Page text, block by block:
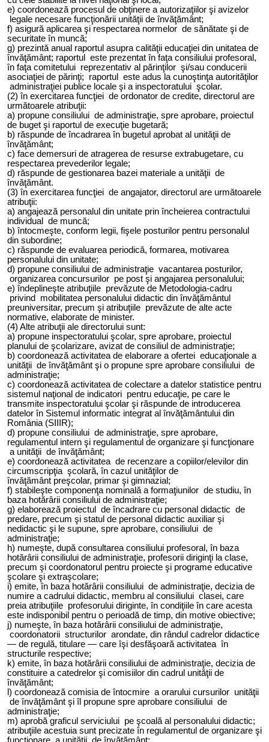
e) coordonează procesul de obţinere a autorizaţiilor şi avizelor
legale necesare funcţionării unităţii de învăţământ;
f) asigură aplicarea şi respectarea normelor de sănătate şi de
securitate în muncă;
g) prezintă anual raportul asupra calităţii educaţiei din unitatea de
învăţământ; raportul este prezentat în faţa consiliului profesoral,
în faţa comitetului reprezentativ al părinţilor şi/sau conducerii
asociaţiei de părinţi; raportul este adus la cunoştinţa autorităţilor
administraţiei publice locale şi a inspectoratului şcolar.
(2) în exercitarea funcţiei de ordonator de credite, directorul are
următoarele atribuţii:
a) propune consiliului de administraţie, spre aprobare, proiectul
de buget şi raportul de execuţie bugetară;
b) răspunde de încadrarea în bugetul aprobat al unităţii de
învăţământ;
c) face demersuri de atragerea de resurse extrabugetare, cu
respectarea prevederilor legale;
d) răspunde de gestionarea bazei materiale a unităţii de
învăţământ.
(3) în exercitarea funcţiei de angajator, directorul are următoarele
atribuţii:
a) angajează personalul din unitate prin încheierea contractului
individual de muncă;
b) întocmeşte, conform legii, fişele posturilor pentru personalul
din subordine;
c) răspunde de evaluarea periodică, formarea, motivarea
personalului din unitate;
d) propune consiliului de administraţie vacantarea posturilor,
organizarea concursurilor pe post şi angajarea personalului;
e) îndeplineşte atribuţiile prevăzute de Metodologia-cadru
privind mobilitatea personalului didactic din învăţământul
preuniversitar, precum şi atribuţiile prevăzute de alte acte
normative, elaborate de minister.
(4) Alte atribuţii ale directorului sunt:
a) propune inspectoratului şcolar, spre aprobare, proiectul
planului de şcolarizare, avizat de consiliul de administraţie;
b) coordonează activitatea de elaborare a ofertei educaţionale a
unităţii de învăţământ şi o propune spre aprobare consiliului de
administraţie;
c) coordonează activitatea de colectare a datelor statistice pentru
sistemul naţional de indicatori pentru educaţie, pe care le
transmite inspectoratului şcolar şi răspunde de introducerea
datelor în Sistemul informatic integrat al învăţământului din
România (SIIIR);
d) propune consiliului de administraţie, spre aprobare,
regulamentul intern şi regulamentul de organizare şi funcţionare
a unităţii de învăţământ;
e) coordonează activitatea de recenzare a copiilor/elevilor din
circumscripţia şcolară, în cazul unităţilor de
învăţământ preşcolar, primar şi gimnazial;
f) stabileşte componenţa nominală a formaţiunilor de studiu, în
baza hotărârii consiliului de administraţie;
g) elaborează proiectul de încadrare cu personal didactic de
predare, precum şi statul de personal didactic auxiliar şi
nedidactic şi le supune, spre aprobare, consiliului de
administraţie;
h) numeşte, după consultarea consiliului profesoral, în baza
hotărârii consiliului de administraţie, profesorii diriginţi la clase,
precum şi coordonatorul pentru proiecte şi programe educative
şcolare şi extraşcolare;
i) emite, în baza hotărârii consiliului de administraţie, decizia de
numire a cadrului didactic, membru al consiliului clasei, care
preia atribuţiile profesorului diriginte, în condiţiile în care acesta
este indisponibil pentru o perioadă de timp, din motive obiective;
j) numeşte, în baza hotărârii consiliului de administraţie,
coordonatorii structurilor arondate, din rândul cadrelor didactice
— de regulă, titulare — care îşi desfăşoară activitatea în
structurile respective;
k) emite, în baza hotărârii consiliului de administraţie, decizia de
constituire a catedrelor şi comisiilor din cadrul unităţii de
învăţământ;
l) coordonează comisia de întocmire a orarului cursurilor unităţii
de învăţământ şi îl propune spre aprobare consiliului de
administraţie;
m) aprobă graficul serviciului pe şcoală al personalului didactic;
atribuţiile acestuia sunt precizate în regulamentul de organizare şi